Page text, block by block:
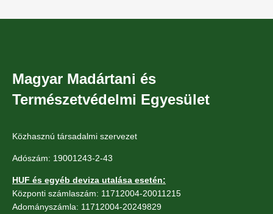
Magyar Madártani és
Természetvédelmi Egyesület
Közhasznú társadalmi szervezet
Adószám: 19001243-2-43
HUF és egyéb deviza utalása esetén:
Központi számlaszám: 11712004-20011215
Adományszámla: 11712004-20249829